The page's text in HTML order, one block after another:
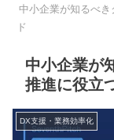
中小企業が知るべ
ド
中小企業が
推進に役立
DX支援・業務効率化